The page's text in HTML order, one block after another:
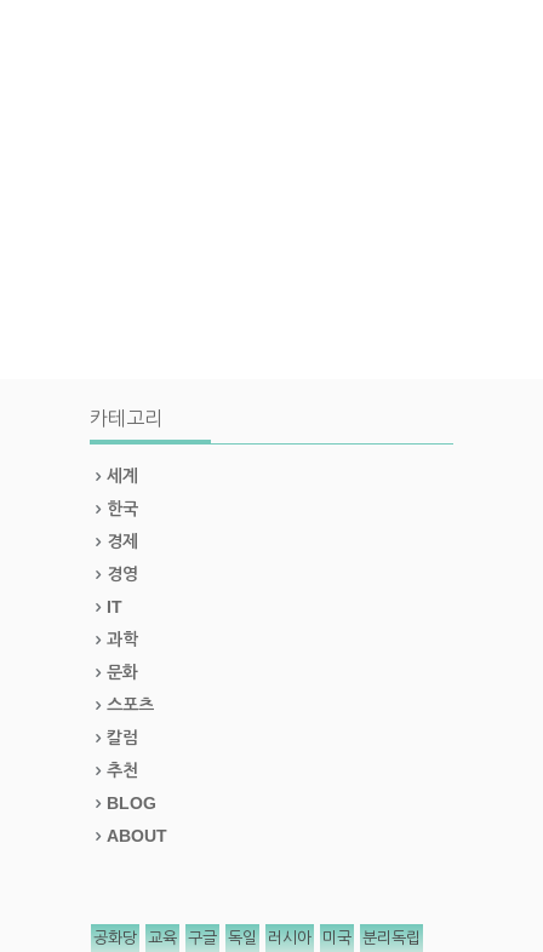
카테고리
세계
한국
경제
경영
IT
과학
문화
스포츠
칼럼
추천
BLOG
ABOUT
공화당 교육 구글 독일 러시아 미국 분리독립